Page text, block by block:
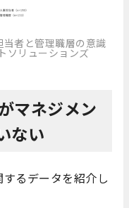
者と管理職層の意識
ソリューションズ
マネジメン
ない
るデータを紹介し